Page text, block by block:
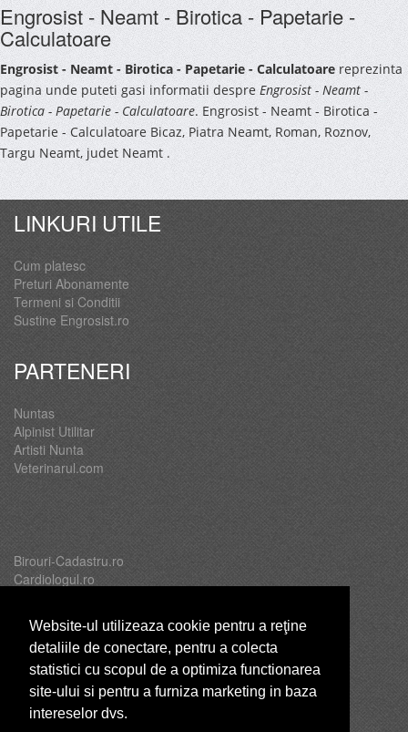
Website-ul utilizeaza cookie pentru a reţine
detaliile de conectare, pentru a colecta
statistici cu scopul de a optimiza functionarea
site-ului si pentru a furniza marketing in baza
intereselor dvs.
Engrosist - Neamt - Birotica - Papetarie -
Calculatoare
Engrosist - Neamt - Birotica - Papetarie - Calculatoare reprezinta
pagina unde puteti gasi informatii despreEngrosist - Neamt -
Birotica - Papetarie - Calculatoare. Engrosist - Neamt - Birotica -
Papetarie - Calculatoare Bicaz, Piatra Neamt, Roman, Roznov,
Targu Neamt, judet Neamt .
LINKURI UTILE
Cum platesc
Preturi Abonamente
Termeni si Conditii
Sustine Engrosist.ro
PARTENERI
Nuntas
Alpinist Utilitar
Artisti Nunta
Veterinarul.com
Birouri-Cadastru.ro
Cardiologul.ro
Brutari